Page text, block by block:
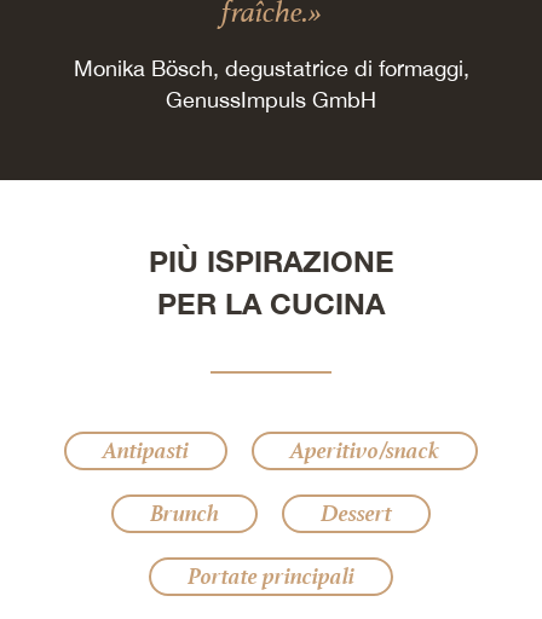
fraîche.»
Monika Bösch, degustatrice di formaggi,
GenussImpuls GmbH
PIÙ ISPIRAZIONE
PER LA CUCINA
Antipasti
Aperitivo/snack
Brunch
Dessert
Portate principali